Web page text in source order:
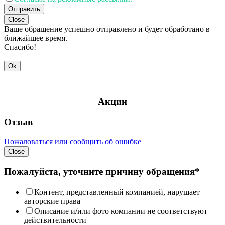
Отправить
Close
Ваше обращение успешно отправлено и будет обработано в
ближайшее время.
Спасибо!
Ok
Акции
Отзыв
Пожаловаться или сообщить об ошибке
Close
Пожалуйста, уточните причину обращения*
Контент, представленный компанией, нарушает
авторские права
Описание и/или фото компании не соответствуют
действительности